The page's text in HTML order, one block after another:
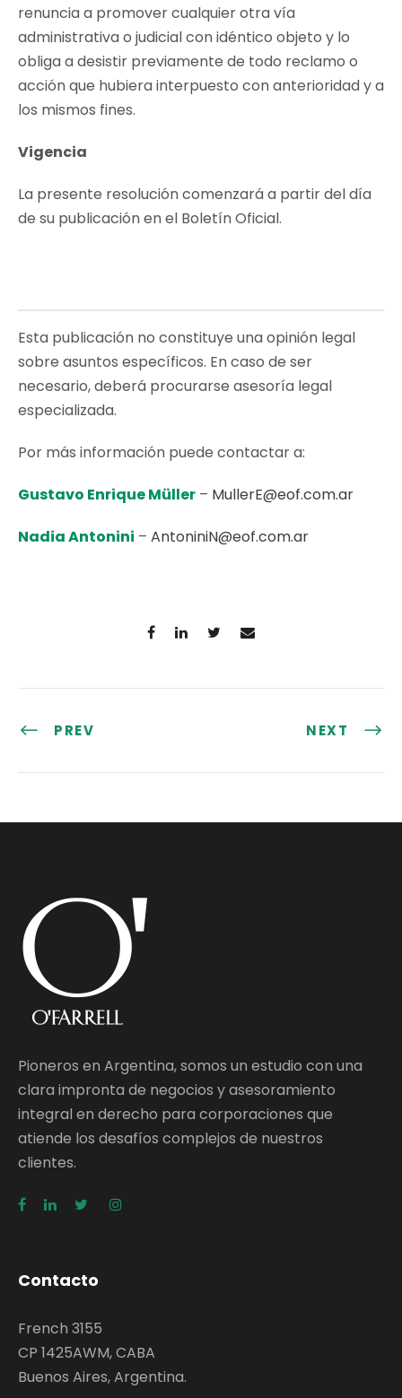
renuncia a promover cualquier otra vía
administrativa o judicial con idéntico objeto y lo
obliga a desistir previamente de todo reclamo o
acción que hubiera interpuesto con anterioridad y a
los mismos fines.
Vigencia
La presente resolución comenzará a partir del día
de su publicación en el Boletín Oficial.
Esta publicación no constituye una opinión legal
sobre asuntos específicos. En caso de ser
necesario, deberá procurarse asesoría legal
especializada.
Por más información puede contactar a:
Gustavo Enrique Müller – MullerE@eof.com.ar
Nadia Antonini – AntoniniN@eof.com.ar
PREV NEXT
Pioneros en Argentina, somos un estudio con una
clara impronta de negocios y asesoramiento
integral en derecho para corporaciones que
atiende los desafíos complejos de nuestros
clientes.
Contacto
French 3155
CP 1425AWM, CABA
Buenos Aires, Argentina.